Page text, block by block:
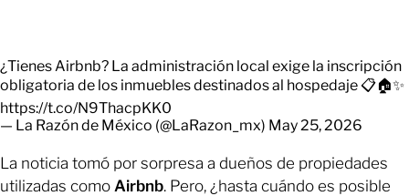
¿Tienes Airbnb? La administración local exige la inscripción
obligatoria de los inmuebles destinados al hospedaje 📋🏠✨
https://t.co/N9ThacpKK0
— La Razón de México (@LaRazon_mx) May 25, 2026
La noticia tomó por sorpresa a dueños de propiedades
utilizadas como Airbnb. Pero, ¿hasta cuándo es posible